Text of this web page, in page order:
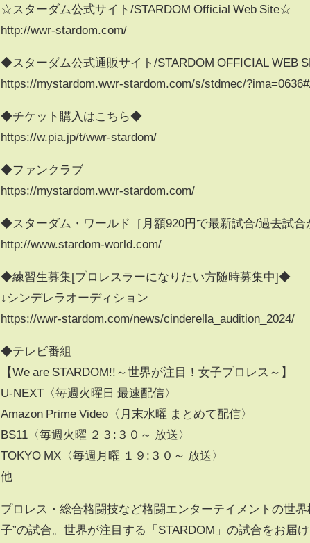
☆スターダム公式サイト/STARDOM Official Web Site☆
http://wwr-stardom.com/
◆スターダム公式通販サイト/STARDOM OFFICIAL WEB
https://mystardom.wwr-stardom.com/s/stdmec/
◆チケット購入はこちら◆
https://w.pia.jp/t/wwr-stardom/
◆ファンクラブ
https://mystardom.wwr-stardom.com/
◆スターダム・ワールド［月額920円で最新試合/過去試合
http://www.stardom-world.com/
◆練習生募集[プロレスラーになりたい方随時募集中]◆
↓シンデレラオーディション
https://wwr-stardom.com/news/cinderella_audition_2024/
◆テレビ番組
【We are STARDOM!!～世界が注目！女子プロレス～】
U-NEXT〈毎週火曜日 最速配信〉
Amazon Prime Video〈月末水曜 まとめて配信〉
BS11〈毎週火曜 ２３:３０～ 放送〉
TOKYO MX〈毎週月曜 １９:３０～ 放送〉
他
プロレス・総合格闘技など格闘エンターテイメントの世
子”の試合。世界が注目する「STARDOM」の試合をお